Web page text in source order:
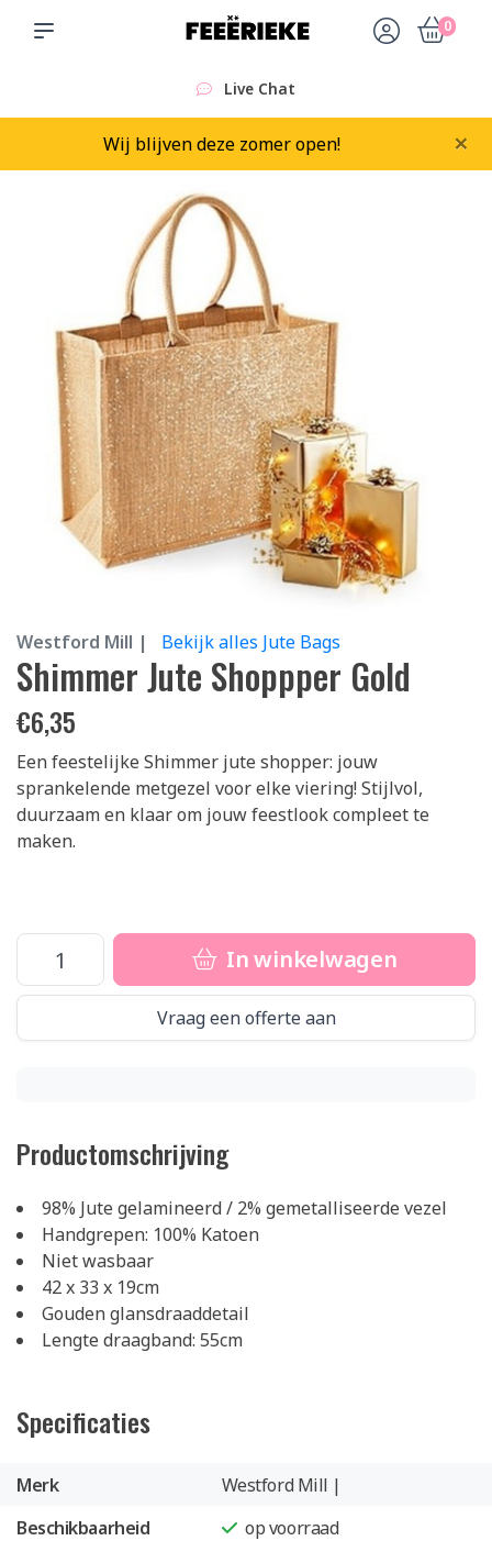
0
Live Chat
Wij blijven deze zomer open! ×
Westford Mill | Bekijk alles Jute Bags
Shimmer Jute Shoppper Gold
€6,35
Een feestelijke Shimmer jute shopper: jouw
sprankelende metgezel voor elke viering! Stijlvol,
duurzaam en klaar om jouw feestlook compleet te
maken.
In winkelwagen
Vraag een offerte aan
Productomschrijving
98% Jute gelamineerd / 2% gemetalliseerde vezel
Handgrepen: 100% Katoen
Niet wasbaar
42 x 33 x 19cm
Gouden glansdraaddetail
Lengte draagband: 55cm
Specificaties
Merk
Westford Mill |
Beschikbaarheid
op voorraad